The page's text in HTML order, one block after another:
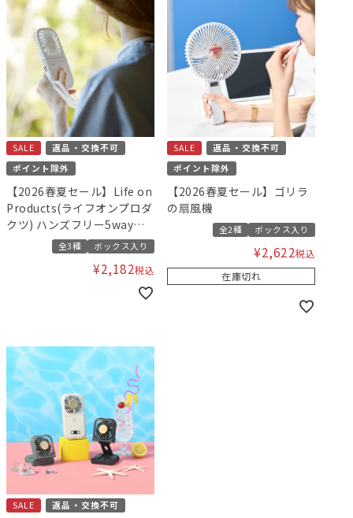
SALE
返品・交換不可
ポイント除外
【2026春夏セール】Life on
Products(ライフオンプロダ
クツ) ハンズフリー5wayス
リムファン全3種 ボックス入り
¥2,182税込
SALE
返品・交換不可
ポイント除外
【2026春夏セール】ゴリラ
の扇風機
全2種 ボックス入り
¥2,622税込
在庫切れ
SALE
返品・交換不可